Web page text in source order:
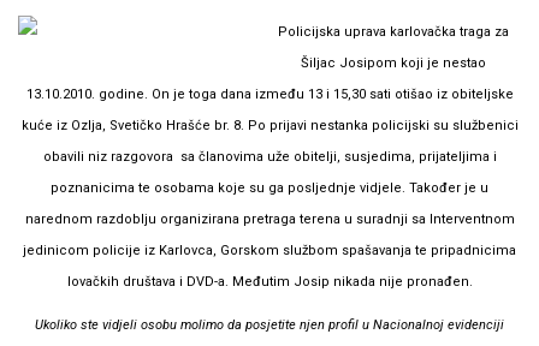
Policijska uprava karlovačka traga za
Šiljac Josipom koji je nestao
13.10.2010. godine. On je toga dana između 13 i 15,30 sati otišao iz obiteljske
kuće iz Ozlja, Svetičko Hrašće br. 8. Po prijavi nestanka policijski su službenici
obavili niz razgovora sa članovima uže obitelji, susjedima, prijateljima i
poznanicima te osobama koje su ga posljednje vidjele. Također je u
narednom razdoblju organizirana pretraga terena u suradnji sa Interventnom
jedinicom policije iz Karlovca, Gorskom službom spašavanja te pripadnicima
lovačkih društava i DVD-a. Međutim Josip nikada nije pronađen.
Ukoliko ste vidjeli osobu molimo da posjetite njen profil u Nacionalnoj evidenciji